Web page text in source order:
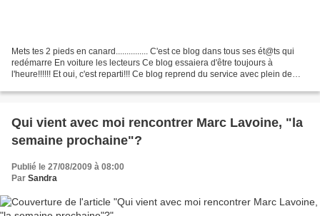
Mets tes 2 pieds en canard............... C'est ce blog dans tous ses ét@ts qui
redémarre En voiture les lecteurs Ce blog essaiera d'être toujours à
l'heure!!!!!! Et oui, c'est reparti!!! Ce blog reprend du service avec plein de
Qui vient avec moi rencontrer Marc Lavoine, "la
semaine prochaine"?
Publié le 27/08/2009 à 08:00
Par Sandra